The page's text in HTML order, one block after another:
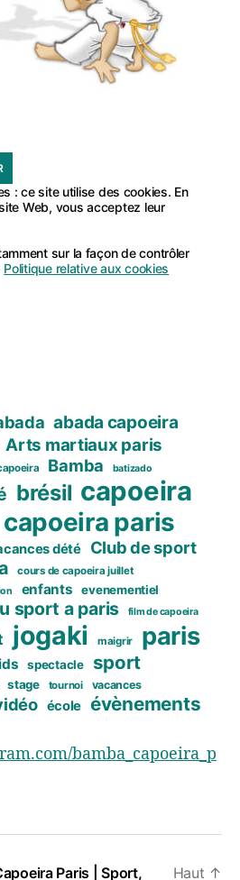
: ce site utilise des cookies. En
Web, vous acceptez leur
sur la façon de contrôler
Politique relative aux cookies
abada capoeira
Arts martiaux paris
Bamba batizado
brésil capoeira
capoeira paris
dété Club de sport
cours de capoeira juillet
enfants evenementiel
sport a paris film de capoeira
jogaki maigrir paris
spectacle sport
stage tournoi vacances
école évènements
bamba_capoeira_p
Paris | Sport, Haut ↑